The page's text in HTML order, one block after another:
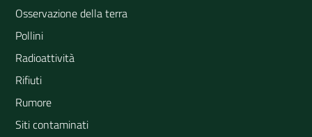
Osservazione della terra
Pollini
Radioattività
Rifiuti
Rumore
Siti contaminati